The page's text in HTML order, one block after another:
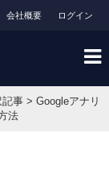
ログイン
会社概要
記事 > Googleアナリ
法